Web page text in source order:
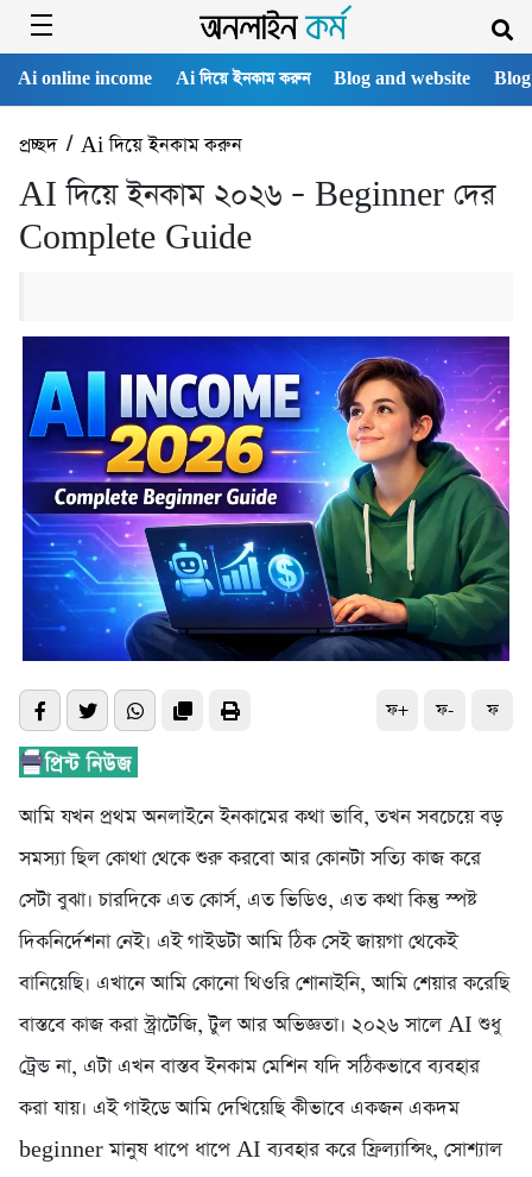
Ai online income Ai দিয়ে ইনকাম করুন Blog and website
প্রচ্ছদ/ Ai দিয়ে ইনকাম করুন
AI দিয়ে ইনকাম ২০২৬ – Beginner দের
Complete Guide
ফ+ ফ- ফ
আমি যখন প্রথম অনলাইনে ইনকামের কথা ভাবি, তখন সবচেয়ে বড়
সমস্যা ছিল কোথা থেকে শুরু করবো আর কোনটা সত্যি কাজ করে
সেটা বুঝা। চারদিকে এত কোর্স, এত ভিডিও, এত কথা কিন্তু স্পষ্ট
দিকনির্দেশনা নেই। এই গাইডটা আমি ঠিক সেই জায়গা থেকেই
বানিয়েছি। এখানে আমি কোনো থিওরি শোনাইনি, আমি শেয়ার করেছি
বাস্তবে কাজ করা স্ট্রাটেজি, টুল আর অভিজ্ঞতা। ২০২৬ সালে AI শুধু
ট্রেন্ড না, এটা এখন বাস্তব ইনকাম মেশিন যদি সঠিকভাবে ব্যবহার
করা যায়। এই গাইডে আমি দেখিয়েছি কীভাবে একজন একদম
beginner মানুষ ধাপে ধাপে AI ব্যবহার করে ফ্রিল্যান্সিং, সোশ্যাল